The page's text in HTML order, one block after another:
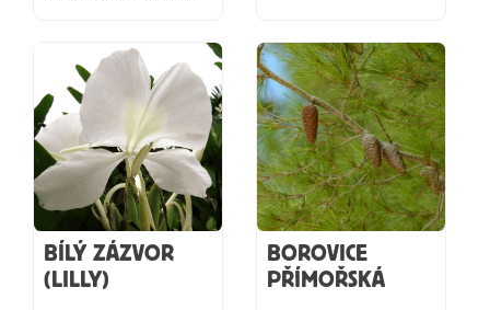
BÍLÝ ZÁZVOR
(LILLY)
BOROVICE
PŘÍMOŘSKÁ